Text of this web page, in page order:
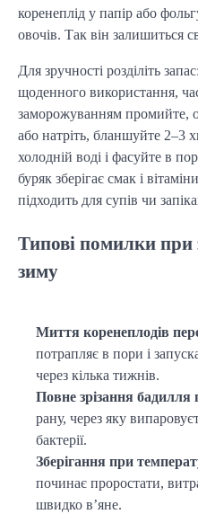
коренеплід у папір або
овочів. Так він залишиться
Для зручності розділіть
щоденного використання,
заморожуванням промийте,
або натріть, бланшуйте 2–3
холодній воді і фасуйте в
буряк зберігає смак і
підходить для супів чи
Типові помилки при
зиму
Миття коренеплодів
потрапляє в пори і
через кілька тижнів.
Повне зрізання бадилля
рану, через яку
бактерії.
Зберігання при
починає проростати,
швидко в’яне.